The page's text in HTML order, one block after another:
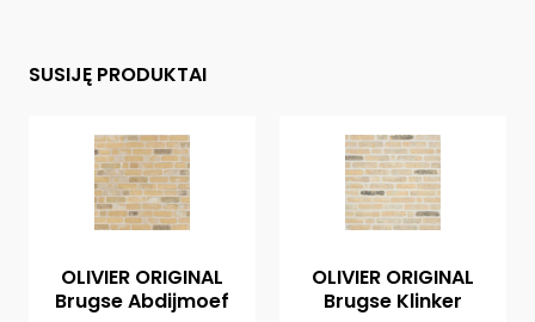
SUSIJĘ PRODUKTAI
OLIVIER ORIGINAL
Brugse Abdijmoef
OLIVIER ORIGINAL
Brugse Klinker